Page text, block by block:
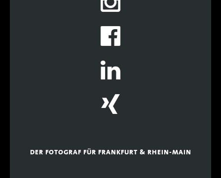
DER FOTOGRAF FÜR FRANKFURT & RHEIN-MAIN